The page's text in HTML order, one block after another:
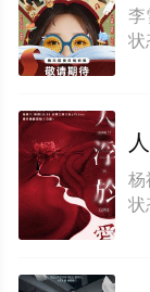
李
状
杨
状